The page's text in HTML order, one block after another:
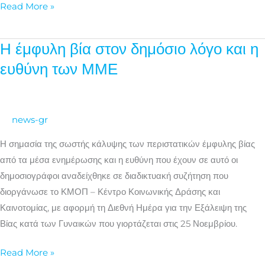
Read More »
Η έμφυλη βία στον δημόσιο λόγο και η
ευθύνη των ΜΜΕ
news-gr
Η σημασία της σωστής κάλυψης των περιστατικών έμφυλης βίας
από τα μέσα ενημέρωσης και η ευθύνη που έχουν σε αυτό οι
δημοσιογράφοι αναδείχθηκε σε διαδικτυακή συζήτηση που
διοργάνωσε το ΚΜΟΠ – Κέντρο Κοινωνικής Δράσης και
Καινοτομίας, με αφορμή τη Διεθνή Ημέρα για την Εξάλειψη της
Βίας κατά των Γυναικών που γιορτάζεται στις 25 Νοεμβρίου.
Η
έμφυλη
λόγο
και
η
ευθύνη
των
ΜΜΕ
Read More »